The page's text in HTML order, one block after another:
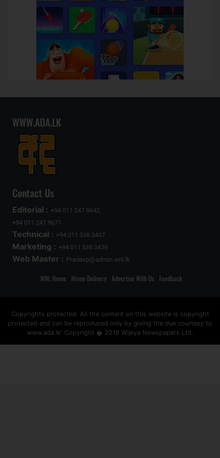
WWW.ADA.LK
Contact Us
Editorial : +94 011 247 9642,
+94 011 247 9671
Technical : +94 011 538 3437
Marketing : +94 011 538 3439
Web Master : Pradeep@admin.wnl.lk
WNL Home Home Delivery Advertise With Us Feedback
Copyrights protected: All the content on this website is copyright
protected and can be reproduced only by giving the due courtesy to
www.ada.lk' Copyright � 2018 Wijeya Newspapers Ltd.